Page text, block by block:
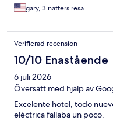
gary, 3 nätters resa
Verifierad recension
10/10 Enastående
6 juli 2026
Översätt med hjälp av
Excelente hotel, todo
eléctrica fallaba un poco.